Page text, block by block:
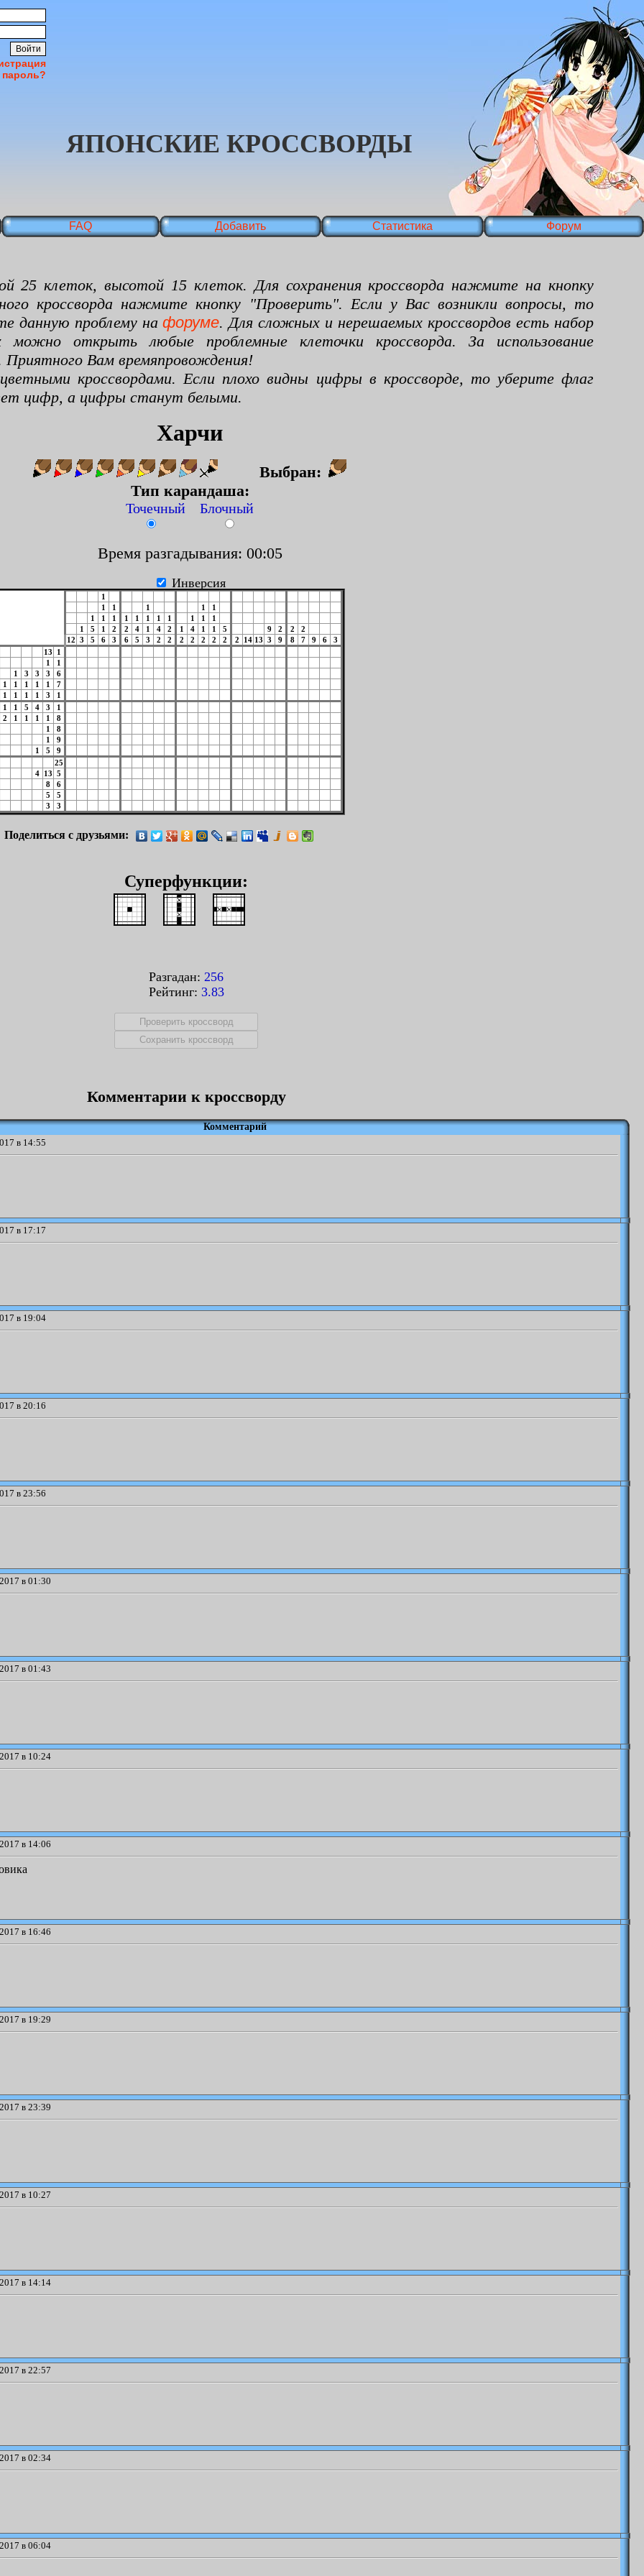
ЯПОНСКИЕ КРОССВОРДЫ
FAQ Добавить Статистика Форум
клеток, высотой 15 клеток. Для сохранения кроссворда нажмите на кнопку
кроссворда нажмите кнопку "Проверить". Если у Вас возникли вопросы, то
данную проблему нафоруме. Для сложных и нерешаемых кроссвордов есть набор
открыть любые проблемные клеточки кроссворда. За использование
Вам времяпровождения!
кроссвордами. Если плохо видны цифры в кроссворде, то уберите флаг
цифр, а цифры станут белыми.
Харчи
Выбран:
Тип карандаша:
Точечный Блочный
Время разгадывания: 00:06
Инверсия
1
1
1 1 1
1
1
1 1 1 1 1 1 1 1 1
1
1
5 1 2 2 4 1 4 2 1 4 1 1 5 9 2 2
2
12 3 5 6 3 6 5 3 2 2 2 2 2 2 2 2 14 13 3 9 8 7 9 6
3
13
1
1
1
1
3 3 3
6
1 1 1 1 1
7
1 1 1 1 3
1
1
1 5 4 3
1
2 1 1 1 1
8
1
8
1
9
1
5
9
25
4 13 5
8
6
5
5
3
3
Поделиться с друзьями:
Суперфункции:
Разгадан: 256
Рейтинг: 3.83
Комментарии к кроссворду
Комментарий
в 14:55
в 17:17
в 19:04
в 20:16
в 23:56
в 01:30
в 01:43
в 10:24
в 14:06
в 16:46
в 19:29
в 23:39
в 10:27
в 14:14
в 22:57
в 02:34
в 06:04